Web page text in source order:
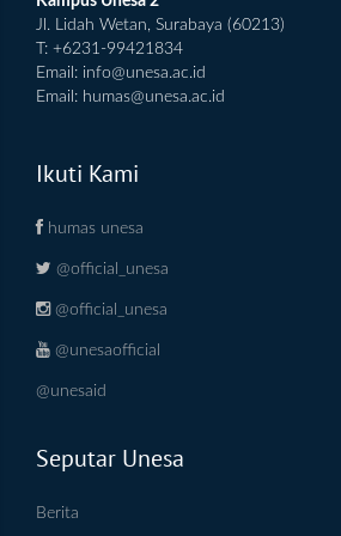
Jl. Lidah Wetan, Surabaya (60213)
T: +6231-99421834
Email: info@unesa.ac.id
Email: humas@unesa.ac.id
Ikuti Kami
humas unesa
@official_unesa
@official_unesa
@unesaofficial
@unesaid
Seputar Unesa
Berita